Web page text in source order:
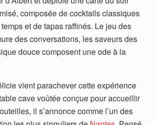
composée de cocktails classiques
et de tapas raffinés. Le jeu des
des conversations, les saveurs des
douce composent une ode à la
vient parachever cette expérience
cave voûtée conçue pour accueillir
il s’annonce comme l’un des